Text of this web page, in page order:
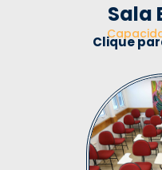
Sala
Clique